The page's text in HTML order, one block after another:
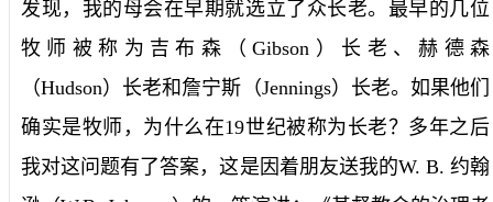
发现，我的母会在早期就选立了众长老。最早的几位
牧师被称为吉布森（Gibson ）长老、赫德森
（Hudson）长老和詹宁斯（Jennings）长老。如果他们
确实是牧师，为什么在19世纪被称为长老？多年之后
我对这问题有了答案，这是因着朋友送我的W. B. 约翰